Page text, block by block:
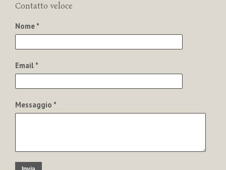
Contatto veloce
Nome *
Email *
Messaggio *